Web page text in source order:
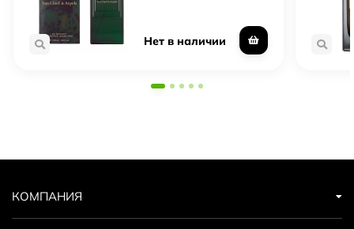
Нет в наличии
КОМПАНИЯ